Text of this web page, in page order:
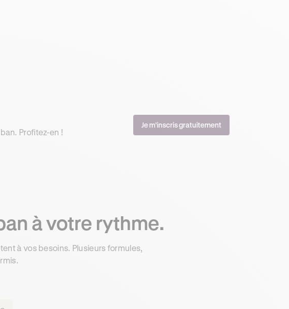
Profitez-en !
Je m'inscris gratuitement
à votre rythme.
à vos besoins. Plusieurs formules,